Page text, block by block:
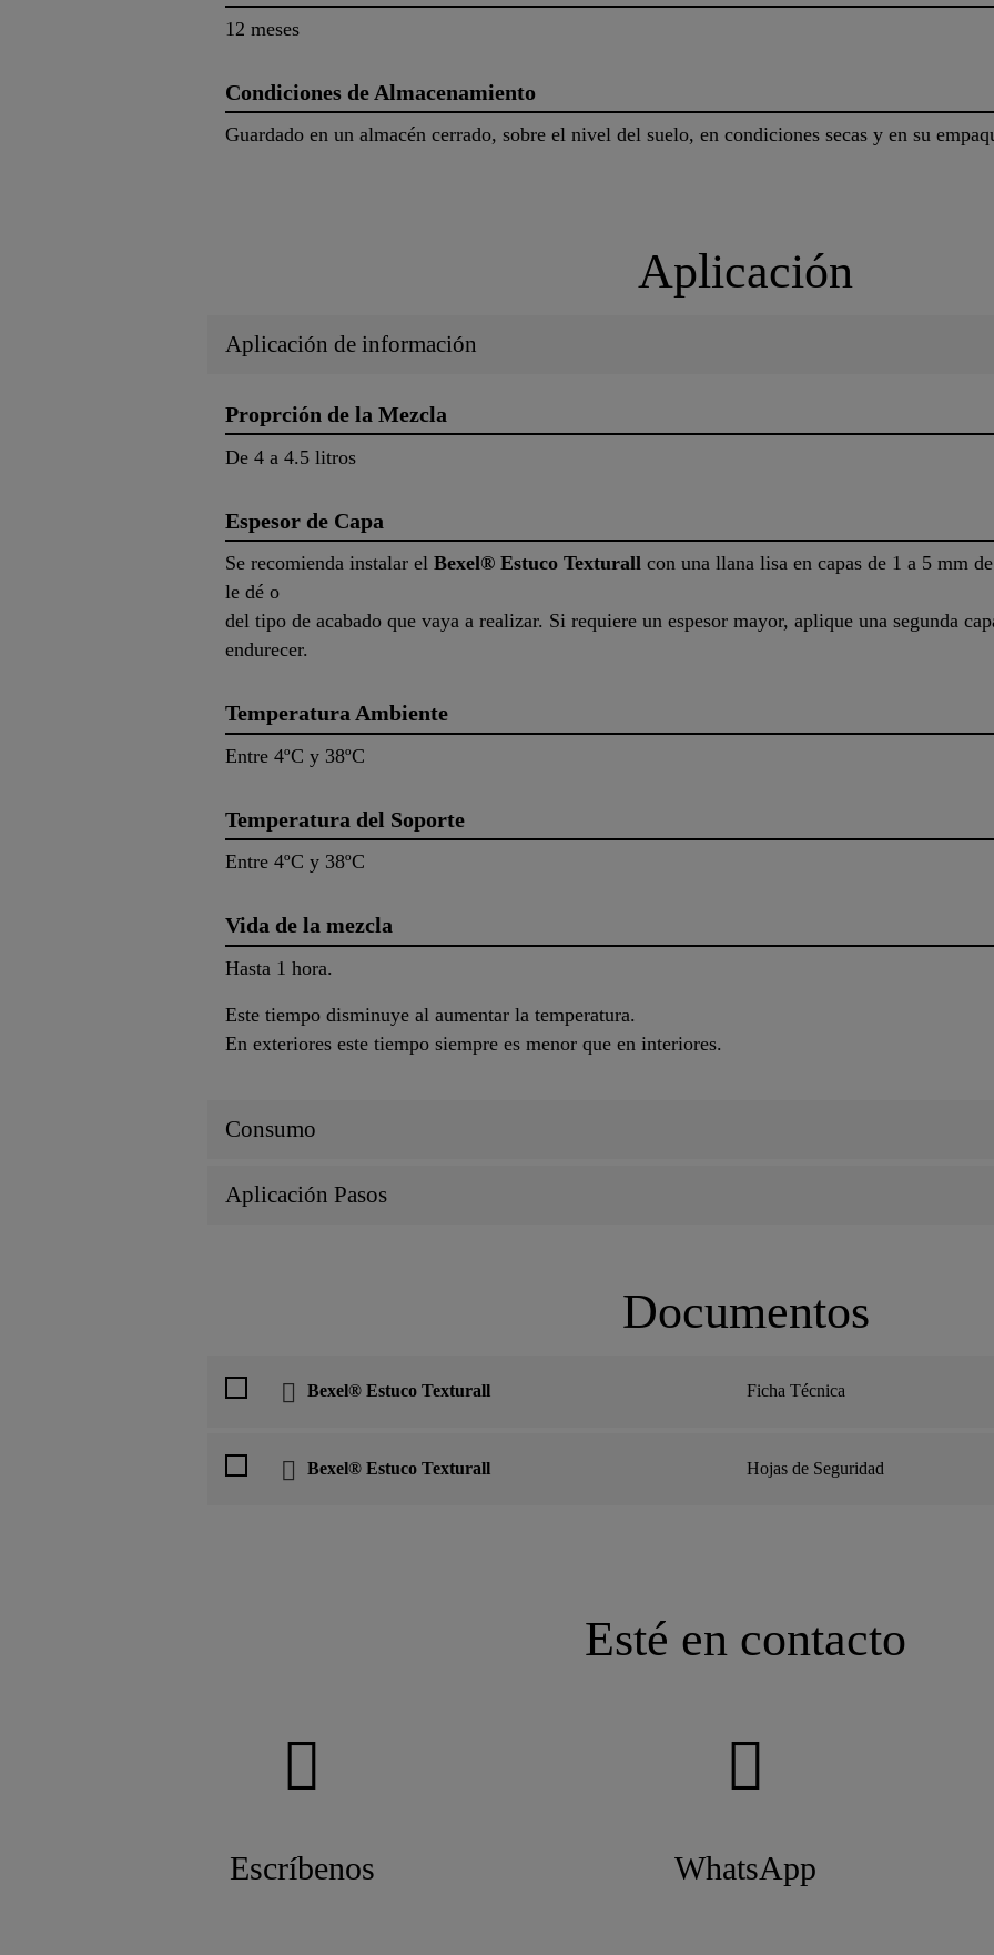
12 meses
Condiciones de Almacenamiento
Guardado en un almacén cerrado, sobre el nivel del suelo, en condiciones secas y en su
Aplicación
Aplicación de información
Proprción de la Mezcla
De 4 a 4.5 litros
Espesor de Capa
Se recomienda instalar el Bexel® Estuco Texturall con una llana lisa en capas de 1 a 5 mm
le dé o
del tipo de acabado que vaya a realizar. Si requiere un espesor mayor, aplique una segunda
endurecer.
Temperatura Ambiente
Entre 4ºC y 38ºC
Temperatura del Soporte
Entre 4ºC y 38ºC
Vida de la mezcla
Hasta 1 hora.
Este tiempo disminuye al aumentar la temperatura.
En exteriores este tiempo siempre es menor que en interiores.
Consumo
Aplicación Pasos
Documentos
Bexel® Estuco Texturall Ficha Técnica
Bexel® Estuco Texturall Hojas de Seguridad
Esté en contacto
Escríbenos WhatsApp